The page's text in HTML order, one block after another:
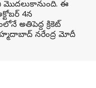
మొదలుకానుంది. ఈ
4న
అతిపెద్ద క్రికెట్
నరేంద్ర మోదీ